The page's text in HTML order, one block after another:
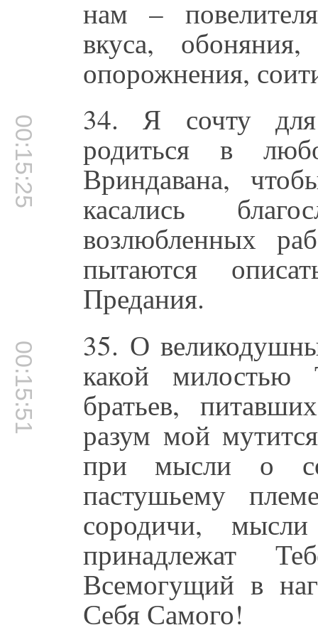
нам –
вкуса,
опорожнения,
00:15:25 34. Я сочту для
родиться в
Вриндавана,
касались
возлюбленных
пытаются
Предания.
00:15:51 35. О
какой
братьев,
разум мой
при мысли о
пастушьему
сородичи,
принадлежат
Всемогущий в
Себя Самого!